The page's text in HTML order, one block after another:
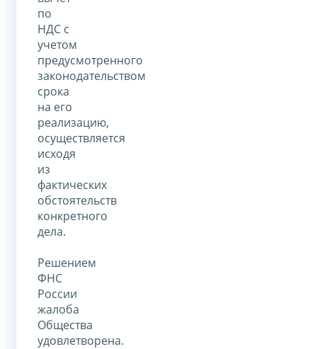
по
НДС с
учетом
предусмотренного
законодательством
срока
на его
реализацию,
осуществляется
исходя
из
фактических
обстоятельств
конкретного
дела.
Решением
ФНС
России
жалоба
Общества
удовлетворена.